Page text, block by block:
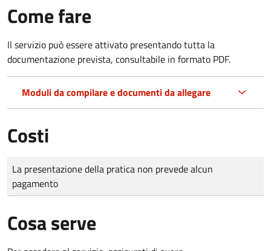
Come fare
Il servizio può essere attivato presentando tutta la
documentazione prevista, consultabile in formato PDF.
Moduli da compilare e documenti da allegare
Costi
Tipo di pagamento
Importo
La presentazione della pratica non prevede alcun
pagamento
Cosa serve